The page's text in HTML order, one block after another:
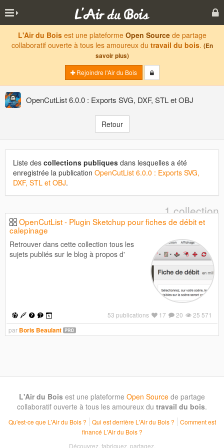
L'Air du Boisest une plateforme Open Sourcede partage
collaboratif ouverte à tous les amoureux du travail du bois. (En
savoir plus)
Rejoindre l'Air du Bois
OpenCutList 6.0.0 : Exports SVG, DXF, STL et OBJ
Retour
Liste des collections publiques dans lesquelles a été
enregistrée la publication OpenCutList 6.0.0 : Exports SVG,
DXF, STL et OBJ.
1 collection
OpenCutList - Plugin Sketchup pour fiches de débit et
calepinage
Retrouver dans cette collection tous les
sujets publiés sur le blog à propos d'
25 571
20
17
53 publications
par Boris Beaulant
L'Air du Bois est une plateforme Open Source de partage
collaboratif ouverte à tous les amoureux du travail du bois.
Qu'est-ce que L'Air du Bois ? Qui est derrière L'Air du Bois ?
Comment est
financé L'Air du Bois ?
Découvrez, fabriquez, partagez.